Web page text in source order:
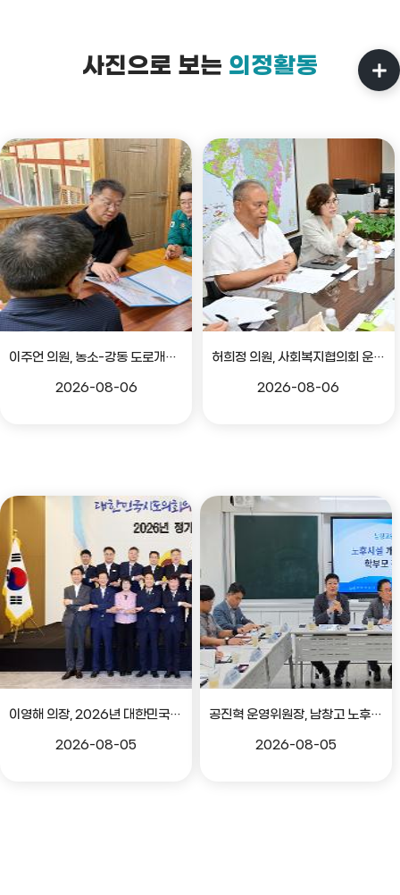
사진으로 보는 의정활동
이주언 의원, 농소-강동 도로개설 민원 현장 점검
2026-08-06
허희정 의원, 사회복지협의회 운영 관련 간담회
2026-08-06
이영해 의장, 2026년 대한민국시도의회의장협의회 정기회 참석
2026-08-05
공진혁 운영위원장, 남창고 노후시설 개선 위한 학부모 간담회
2026-08-05